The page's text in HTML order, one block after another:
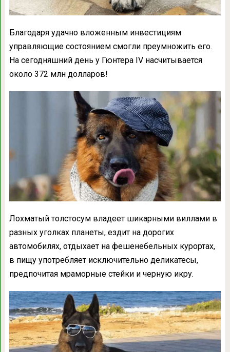
Благодаря удачно вложенным инвестициям
управляющие состоянием смогли преумножить его.
На сегодняшний день у Гюнтера IV насчитывается
около 372 млн долларов!
Лохматый толстосум владеет шикарными виллами в
разных уголках планеты, ездит на дорогих
автомобилях, отдыхает на фешенебельных курортах,
в пищу употребляет исключительно деликатесы,
предпочитая мраморные стейки и черную икру.